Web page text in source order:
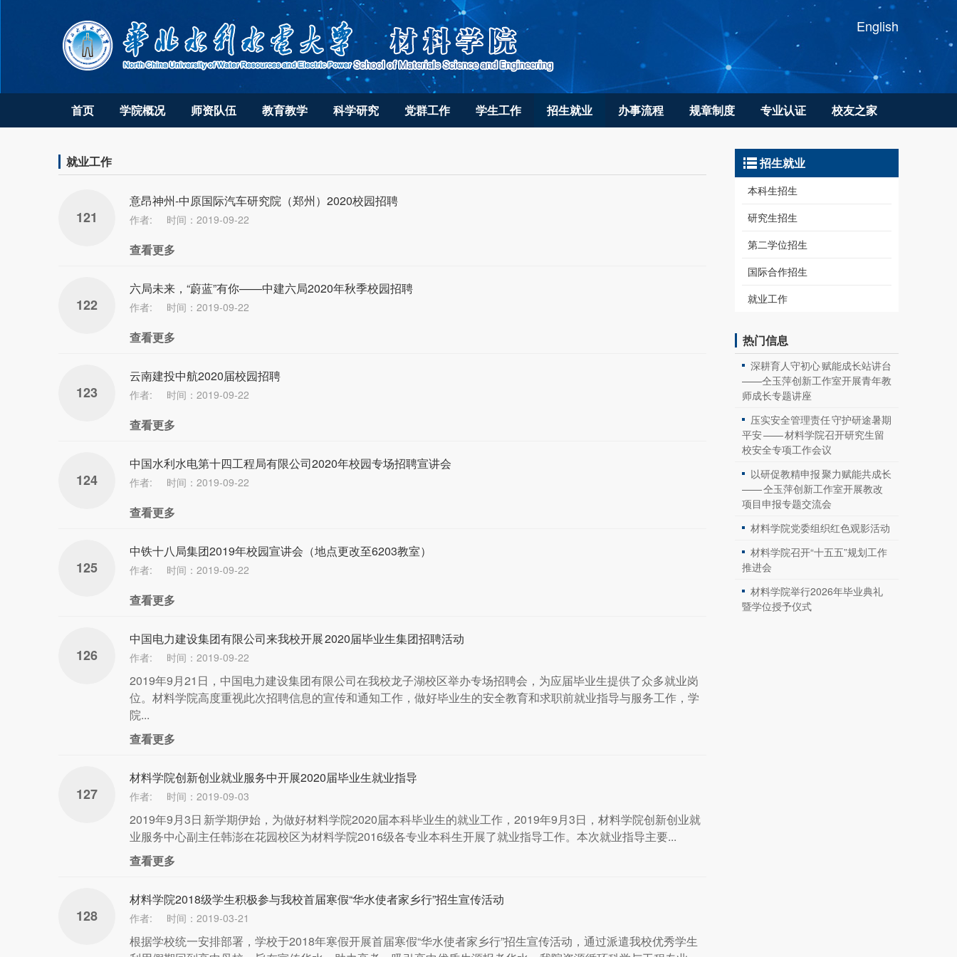
English
首页 学院概况 师资队伍 教育教学 科学研究 党群工作 学生工作 招生就业 办事流程 规章制度 专业认证 校友之家
就业工作
121
意昂神州-中原国际汽车研究院（郑州）2020校园招聘
作者: 时间：2019-09-22
查看更多
122
六局未来，“蔚蓝”有你——中建六局2020年秋季校园招聘
作者: 时间：2019-09-22
查看更多
123
云南建投中航2020届校园招聘
作者: 时间：2019-09-22
查看更多
124
中国水利水电第十四工程局有限公司2020年校园专场招聘宣讲会
作者: 时间：2019-09-22
查看更多
125
中铁十八局集团2019年校园宣讲会（地点更改至6203教室）
作者: 时间：2019-09-22
查看更多
126
中国电力建设集团有限公司来我校开展 2020届毕业生集团招聘活动
作者: 时间：2019-09-22
2019年9月21日，中国电力建设集团有限公司在我校龙子湖校区举办专场招聘会，为应届毕业生提供了众多就业岗
位。材料学院高度重视此次招聘信息的宣传和通知工作，做好毕业生的安全教育和求职前就业指导与服务工作，学
院...
查看更多
127
材料学院创新创业就业服务中开展2020届毕业生就业指导
作者: 时间：2019-09-03
2019年9月3日 新学期伊始，为做好材料学院2020届本科毕业生的就业工作，2019年9月3日，材料学院创新创业就
业服务中心副主任韩澎在花园校区为材料学院2016级各专业本科生开展了就业指导工作。本次就业指导主要...
查看更多
128
材料学院2018级学生积极参与我校首届寒假“华水使者家乡行”招生宣传活动
作者: 时间：2019-03-21
根据学校统一安排部署，学校于2018年寒假开展首届寒假“华水使者家乡行”招生宣传活动，通过派遣我校优秀学生
招生就业
本科生招生
研究生招生
第二学位招生
国际合作招生
就业工作
热门信息
深耕育人守初心 赋能成长站讲台
——仝玉萍创新工作室开展青年教
师成长专题讲座
压实安全管理责任 守护研途暑期
平安 —— 材料学院召开研究生留
校安全专项工作会议
以研促教精申报 聚力赋能共成长
—— 仝玉萍创新工作室开展教改
项目申报专题交流会
材料学院党委组织红色观影活动
材料学院召开“十五五”规划工作
推进会
材料学院举行2026年毕业典礼
暨学位授予仪式